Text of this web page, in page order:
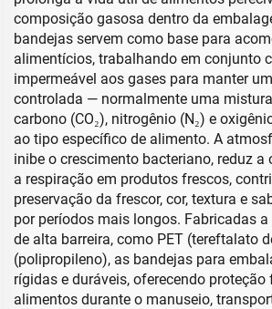
composição gasosa dentro da
bandejas servem como base para
alimentícios, trabalhando em conjunto
impermeável aos gases para manter
controlada — normalmente uma
carbono (CO₂), nitrogênio (N₂) e
ao tipo específico de alimento. A
inibe o crescimento bacteriano, reduz a
a respiração em produtos frescos,
preservação da frescor, cor, textura e
por períodos mais longos. Fabricadas
de alta barreira, como PET (tereftalato
(polipropileno), as bandejas para
rígidas e duráveis, oferecendo
alimentos durante o manuseio,